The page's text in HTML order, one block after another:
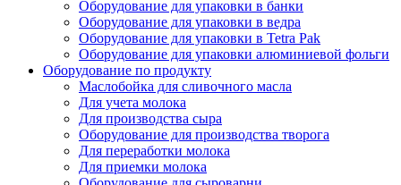
Оборудование для упаковки в банки
Оборудование для упаковки в ведра
Оборудование для упаковки в Tetra Pak
Оборудование для упаковки алюминиевой фольги
Оборудование по продукту
Маслобойка для сливочного масла
Для учета молока
Для производства сыра
Оборудование для производства творога
Для переработки молока
Для приемки молока